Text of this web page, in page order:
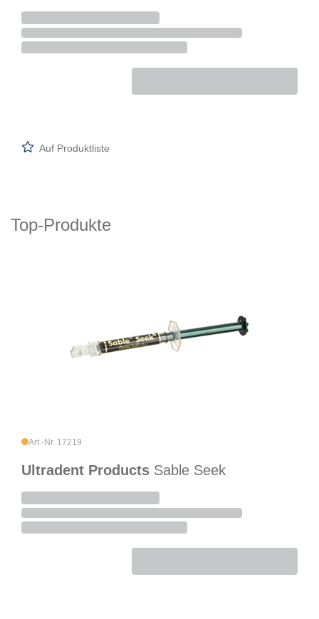
Auf Produktliste
Top-Produkte
Art.-Nr. 17219
Ultradent Products Sable Seek